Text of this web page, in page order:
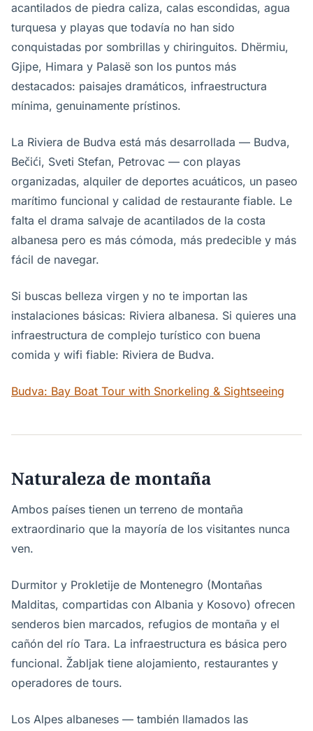
acantilados de piedra caliza, calas escondidas, agua
turquesa y playas que todavía no han sido
conquistadas por sombrillas y chiringuitos. Dhërmiu,
Gjipe, Himara y Palasë son los puntos más
destacados: paisajes dramáticos, infraestructura
mínima, genuinamente prístinos.
La Riviera de Budva está más desarrollada — Budva,
Bečići, Sveti Stefan, Petrovac — con playas
organizadas, alquiler de deportes acuáticos, un paseo
marítimo funcional y calidad de restaurante fiable. Le
falta el drama salvaje de acantilados de la costa
albanesa pero es más cómoda, más predecible y más
fácil de navegar.
Si buscas belleza virgen y no te importan las
instalaciones básicas: Riviera albanesa. Si quieres una
infraestructura de complejo turístico con buena
comida y wifi fiable: Riviera de Budva.
Budva: Bay Boat Tour with Snorkeling & Sightseeing
Naturaleza de montaña
Ambos países tienen un terreno de montaña
extraordinario que la mayoría de los visitantes nunca
ven.
Durmitor y Prokletije de Montenegro (Montañas
Malditas, compartidas con Albania y Kosovo) ofrecen
senderos bien marcados, refugios de montaña y el
cañón del río Tara. La infraestructura es básica pero
funcional. Žabljak tiene alojamiento, restaurantes y
operadores de tours.
Los Alpes albaneses — también llamados las